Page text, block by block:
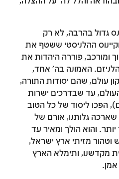
גדול בהרבה, לא רק
ההלניסטי ששטף את
ומורכב, פוררה היהדות את
האמונה בה' אחד,
עולם, שהם יסודות התורה,
עד שבדרכים ישרות
הפכו ליסוד של כל הטוב
גלותנו, אורם של
והוא הולך ומאיר עד
מזיתי ארץ ישראל,
מקדשנו, ותימלא הארץ
יש להתחבר לחשבון או